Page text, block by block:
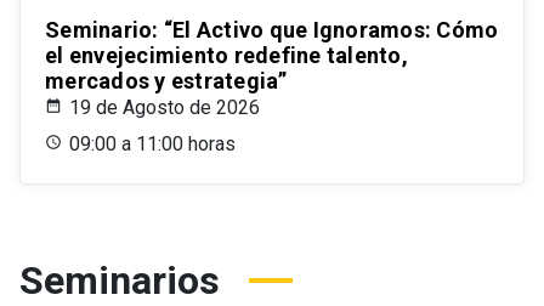
Seminario: “El Activo que Ignoramos: Cómo
el envejecimiento redefine talento,
mercados y estrategia”
19 de Agosto de 2026
09:00 a 11:00 horas
Seminarios